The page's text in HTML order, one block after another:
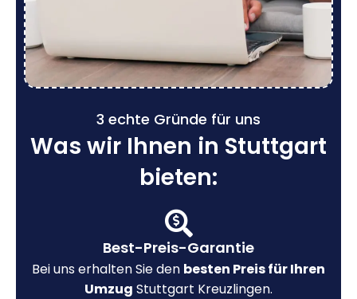
3 echte Gründe für uns
Was wir Ihnen in Stuttgart
bieten:
Best-Preis-Garantie
Bei uns erhalten Sie den besten Preis für Ihren
Umzug Stuttgart Kreuzlingen.